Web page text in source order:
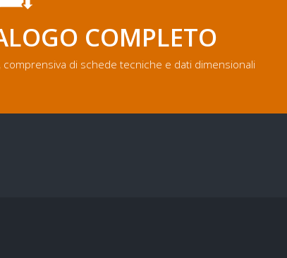
COMPLETO
di schede tecniche e dati dimensionali